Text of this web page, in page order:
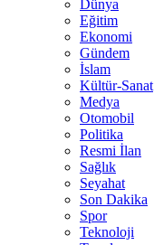
Dünya
Eğitim
Ekonomi
Gündem
İslam
Kültür-Sanat
Medya
Otomobil
Politika
Resmi İlan
Sağlık
Seyahat
Son Dakika
Spor
Teknoloji